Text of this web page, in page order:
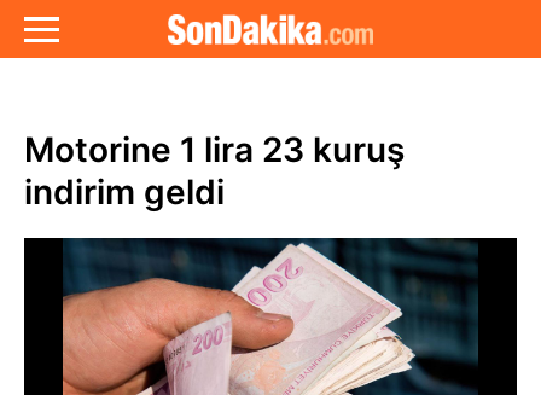
Motorine 1 lira 23 kuruş
indirim geldi